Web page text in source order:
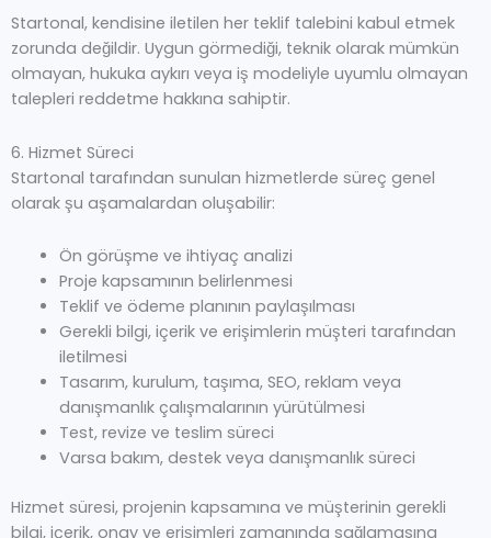
Startonal, kendisine iletilen her teklif talebini kabul etmek
zorunda değildir. Uygun görmediği, teknik olarak mümkün
olmayan, hukuka aykırı veya iş modeliyle uyumlu olmayan
talepleri reddetme hakkına sahiptir.
6. Hizmet Süreci
Startonal tarafından sunulan hizmetlerde süreç genel
olarak şu aşamalardan oluşabilir:
Ön görüşme ve ihtiyaç analizi
Proje kapsamının belirlenmesi
Teklif ve ödeme planının paylaşılması
Gerekli bilgi, içerik ve erişimlerin müşteri tarafından
iletilmesi
Tasarım, kurulum, taşıma, SEO, reklam veya
danışmanlık çalışmalarının yürütülmesi
Test, revize ve teslim süreci
Varsa bakım, destek veya danışmanlık süreci
Hizmet süresi, projenin kapsamına ve müşterinin gerekli
bilgi, içerik, onay ve erişimleri zamanında sağlamasına